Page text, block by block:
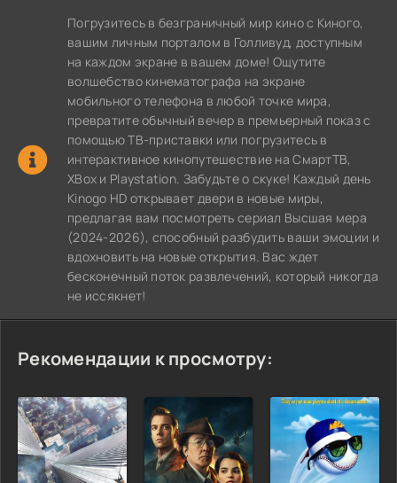
Погрузитесь в безграничный мир кино с Киного,
вашим личным порталом в Голливуд, доступным
на каждом экране в вашем доме! Ощутите
волшебство кинематографа на экране
мобильного телефона в любой точке мира,
превратите обычный вечер в премьерный показ с
помощью ТВ-приставки или погрузитесь в
интерактивное кинопутешествие на СмартТВ,
XBox и Playstation. Забудьте о скуке! Каждый день
Kinogo HD открывает двери в новые миры,
предлагая вам посмотреть сериал Высшая мера
(2024-2026), способный разбудить ваши эмоции и
вдохновить на новые открытия. Вас ждет
бесконечный поток развлечений, который никогда
не иссякнет!
Рекомендации к просмотру: